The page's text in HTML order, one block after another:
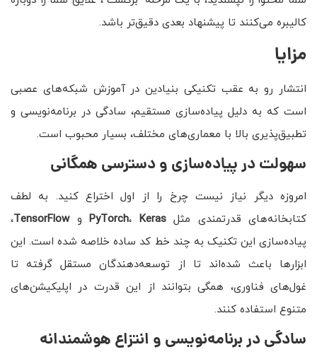
کالیبره می‌کنند تا پیشنهاد بعدی دقیق‌تر باشد.
مزایا
انتشار رو به عقب تکنیکی بنیادین در آموزش شبکه‌های عصبی
است که به دلیل پیاده‌سازی مستقیم، سادگی در برنامه‌نویسی و
تطبیق‌پذیری بالا با معماری‌های مختلف، بسیار محبوب است.
سهولت در پیاده‌سازی و دسترسی همگانی
امروزه دیگر نیاز نیست چرخ را از اول اختراع کنید. به لطف
کتابخانه‌های قدرتمندی مثل
PyTorch، Keras وTensorFlow،
پیاده‌سازی این تکنیک به چند خط کد ساده خلاصه شده است. این
ابزارها باعث شده‌اند تا از توسعه‌دهندگان مستقل گرفته تا
غول‌های فناوری، همگی بتوانند از این قدرت در اپلیکیشن‌های
متنوع استفاده کنند.
سادگی در برنامه‌نویسی و انتزاع هوشمندانه